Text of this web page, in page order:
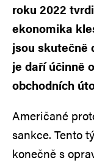
roku 2022
ekonomika
jsou skutečně
je daří účinně
obchodních
Američané
sankce. Tento
konečně s